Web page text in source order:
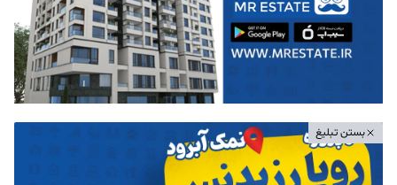
بستن تبلیغ